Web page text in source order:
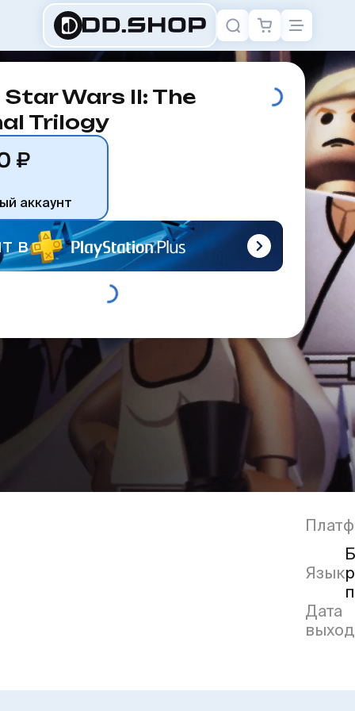
Star Wars II: The
Trilogy
₽
аккаунт
в
Язык
Дата